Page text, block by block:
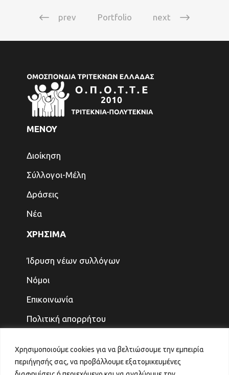
Χρησιμοποιούμε cookies για να βελτιώσουμε την εμπειρία
περιήγησής σας, να προβάλλουμε εξατομικευμένες
prev Portfolio next
ΜΕΝΟΥ
Διοίκηση
Σύλλογοι-Μέλη
Δράσεις
Νέα
ΧΡΗΣΙΜΑ
Ίδρυση νέων συλλόγων
Νόμοι
Επικοινωνία
Πολιτική απορρήτου
ΓΙΑ ΤΑ ΠΑΙΔΙΑ ΚΑΙ ΤΗΝ ΟΙΚΟΓΕΝΕΙΑ, ΤΟ